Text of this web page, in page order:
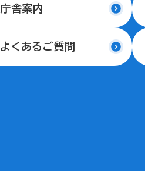
庁舎案内
よくあるご質問